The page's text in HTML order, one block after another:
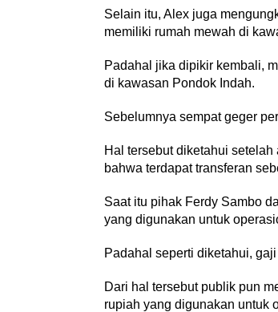
Selain itu, Alex juga
memiliki rumah mewah di
Padahal jika dipikir kembali,
di kawasan Pondok Indah.
Sebelumnya sempat geger
Hal tersebut diketahui setelah
bahwa terdapat transferan
Saat itu pihak Ferdy Sambo
yang digunakan untuk
Padahal seperti diketahui,
Dari hal tersebut publik pun
rupiah yang digunakan untuk